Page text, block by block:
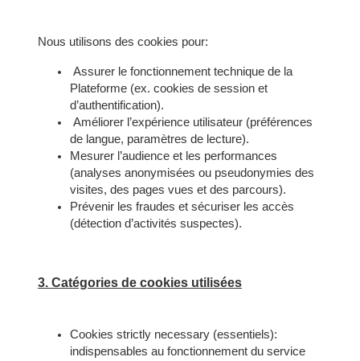
Nous utilisons des cookies pour:
Assurer le fonctionnement technique de la
Plateforme (ex. cookies de session et
d’authentification).
Améliorer l’expérience utilisateur (préférences
de langue, paramètres de lecture).
Mesurer l’audience et les performances
(analyses anonymisées ou pseudonymies des
visites, des pages vues et des parcours).
Prévenir les fraudes et sécuriser les accès
(détection d’activités suspectes).
3. Catégories de cookies utilisées
Cookies strictly necessary (essentiels):
indispensables au fonctionnement du service